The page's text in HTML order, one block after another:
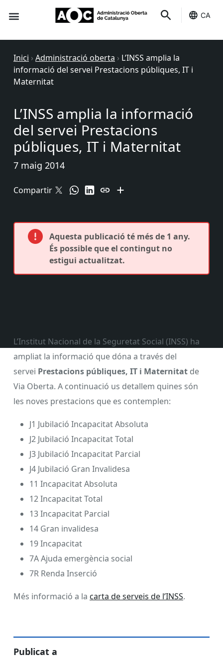
CA
Inici › Administració oberta › L’INSS amplia la
informació del servei Prestacions públiques, IT i
Maternitat
L’INSS amplia la informació
del servei Prestacions
públiques, IT i Maternitat
7 maig 2014
Compartir
Aquesta publicació té més de 1 any.
És possible que el contingut no
estigui actualitzat.
L’Institut Nacional de la Seguretat Social (INSS) ha
ampliat la informació que dóna a través del
servei Prestacions públiques, IT i Maternitat de
Via Oberta. A continuació us detallem quines són
les noves prestacions que es contemplen:
J1 Jubilació Incapacitat Absoluta
J2 Jubilació Incapacitat Total
J3 Jubilació Incapacitat Parcial
J4 Jubilació Gran Invalidesa
11 Incapacitat Absoluta
12 Incapacitat Total
13 Incapacitat Parcial
14 Gran invalidesa
19 Incapacitat
7A Ajuda emergència social
7R Renda Inserció
Més informació a la carta de serveis de l’INSS.
Publicat a